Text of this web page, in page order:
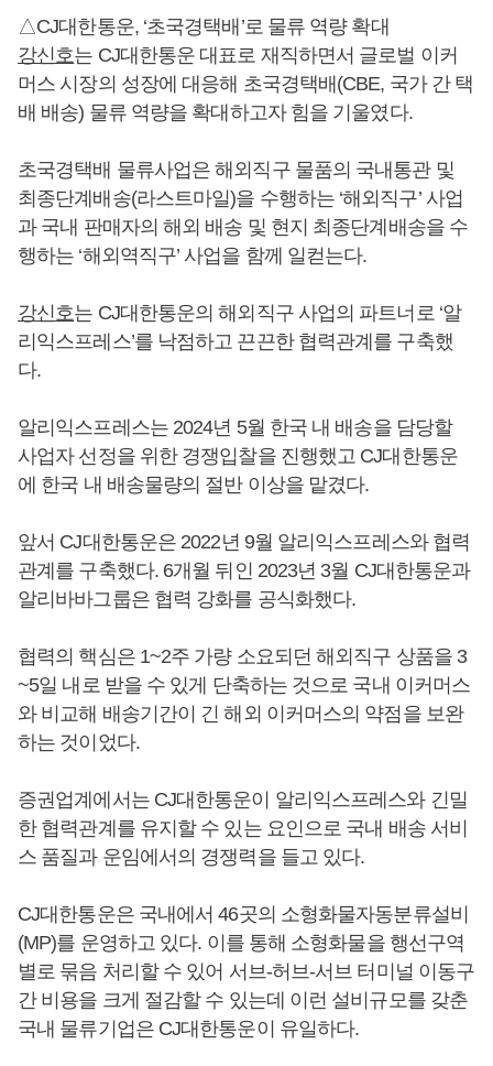
△CJ대한통운, ‘초국경택배’로 물류 역량 확대
강신호는 CJ대한통운 대표로 재직하면서 글로벌 이커
머스 시장의 성장에 대응해 초국경택배(CBE, 국가 간 택
배 배송) 물류 역량을 확대하고자 힘을 기울였다.
초국경택배 물류사업은 해외직구 물품의 국내통관 및
최종단계배송(라스트마일)을 수행하는 ‘해외직구’ 사업
과 국내 판매자의 해외 배송 및 현지 최종단계배송을 수
행하는 ‘해외역직구’ 사업을 함께 일컫는다.
강신호는 CJ대한통운의 해외직구 사업의 파트너로 ‘알
리익스프레스’를 낙점하고 끈끈한 협력관계를 구축했
다.
알리익스프레스는 2024년 5월 한국 내 배송을 담당할
사업자 선정을 위한 경쟁입찰을 진행했고 CJ대한통운
에 한국 내 배송물량의 절반 이상을 맡겼다.
앞서 CJ대한통운은 2022년 9월 알리익스프레스와 협력
관계를 구축했다. 6개월 뒤인 2023년 3월 CJ대한통운과
알리바바그룹은 협력 강화를 공식화했다.
협력의 핵심은 1~2주 가량 소요되던 해외직구 상품을 3
~5일 내로 받을 수 있게 단축하는 것으로 국내 이커머스
와 비교해 배송기간이 긴 해외 이커머스의 약점을 보완
하는 것이었다.
증권업계에서는 CJ대한통운이 알리익스프레스와 긴밀
한 협력관계를 유지할 수 있는 요인으로 국내 배송 서비
스 품질과 운임에서의 경쟁력을 들고 있다.
CJ대한통운은 국내에서 46곳의 소형화물자동분류설비
(MP)를 운영하고 있다. 이를 통해 소형화물을 행선구역
별로 묶음 처리할 수 있어 서브-허브-서브 터미널 이동구
간 비용을 크게 절감할 수 있는데 이런 설비규모를 갖춘
국내 물류기업은 CJ대한통운이 유일하다.